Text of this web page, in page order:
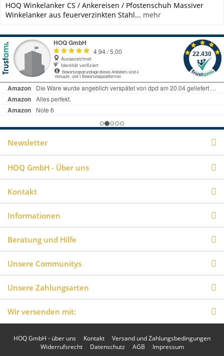
HOQ Winkelanker CS / Ankereisen / Pfostenschuh Massiver
Winkelanker aus feuerverzinkten Stahl... mehr
Newsletter
HOQ GmbH - Über uns
Kontakt
Informationen
Beratung und Hilfe
Unsere Communitys
Unsere Zahlungsarten
Wir versenden mit:
HOQ GmbH - über uns Kontakt
Versand und Zahlungsbedingungen
Widerrufsrecht
Datenschutz AGB Impressum